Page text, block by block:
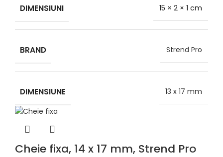
DIMENSIUNI 15 × 2 × 1 cm
BRAND Strend Pro
DIMENSIUNE 13 x 17 mm
Cheie fixa, 14 x 17 mm, Strend Pro